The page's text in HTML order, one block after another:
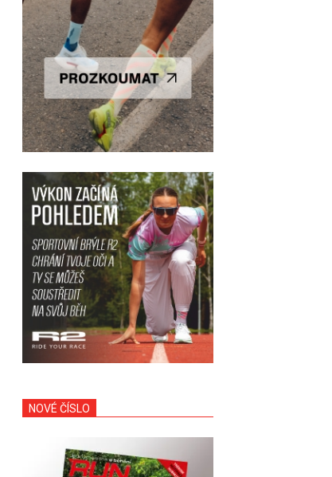
NOVÉ ČÍSLO